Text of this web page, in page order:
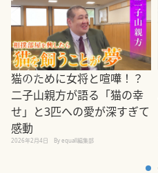
猫のために女将と喧嘩！？
二子山親方が語る「猫の幸
せ」と3匹への愛が深すぎて
感動
2026年2月4日 By equall編集部